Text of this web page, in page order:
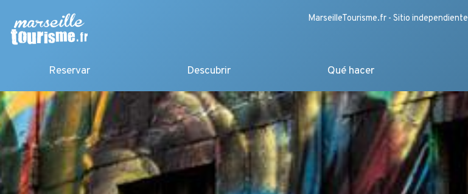
MarseilleTourisme.fr - Sitio independiente
Reservar Descubrir Qué hacer